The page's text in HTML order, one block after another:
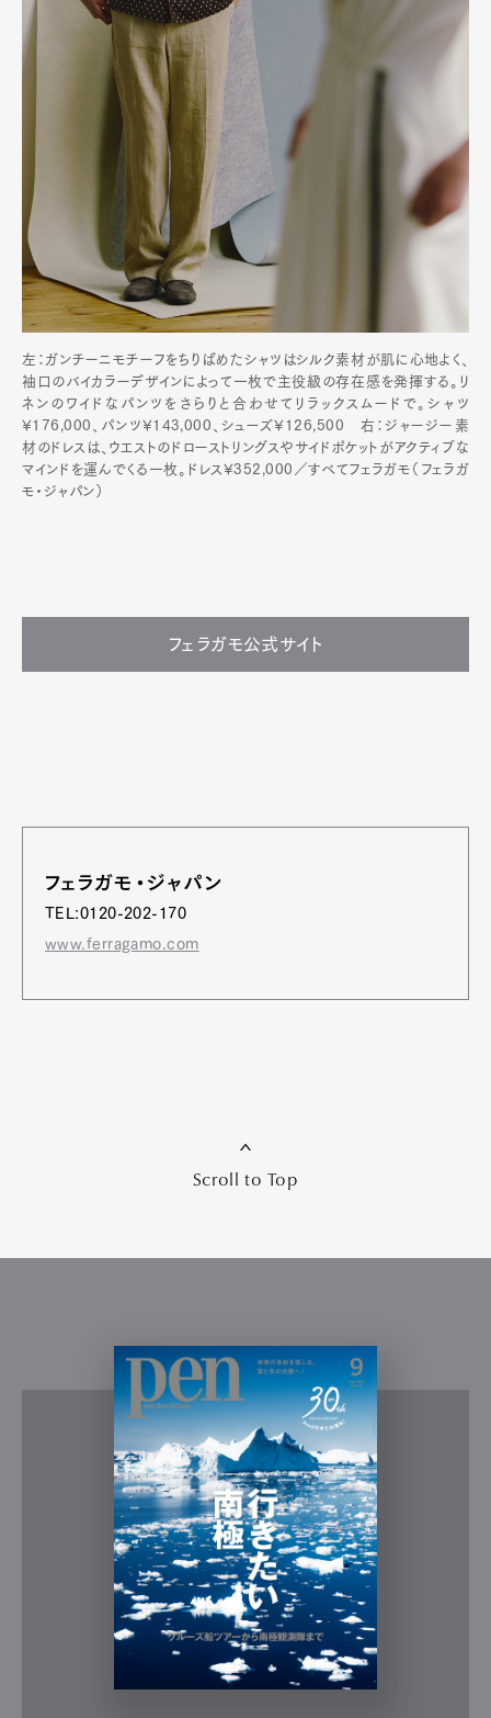
左：ガンチーニモチーフをちりばめたシャツはシルク素材が肌に心地よく、
袖口のバイカラーデザインによって一枚で主役級の存在感を発揮する。リ
ネンのワイドなパンツをさらりと合わせてリラックスムードで。シャツ
¥176,000、パンツ¥143,000、シューズ¥126,500 右：ジャージー素
材のドレスは、ウエストのドローストリングスやサイドポケットがアクティブな
マインドを運んでくる一枚。ドレス¥352,000／すべてフェラガモ（フェラガ
モ・ジャパン）
フェラガモ公式サイト
フェラガモ・ジャパン
TEL:0120-202-170
www.ferragamo.com
Scroll to Top